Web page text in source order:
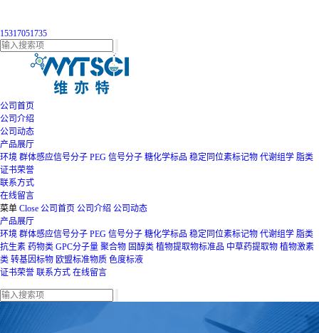
15317051735
公司首页
公司介绍
公司动态
产品展厅
环境 群体感应信号分子 PEG 信号分子 糖化学标品 稳定同位素标记物 代谢组学 脂类
证书荣誉
联系方式
在线留言
菜单 Close 公司首页 公司介绍 公司动态
产品展厅
环境 群体感应信号分子 PEG 信号分子 糖化学标品 稳定同位素标记物 代谢组学 脂类
抗生素 药物类 GPC分子量 聚合物 固醇类 植物提取物标准品 中草药提取物 植物激素
类 转基因标物 欧盟标准物质 色度标液
证书荣誉 联系方式 在线留言